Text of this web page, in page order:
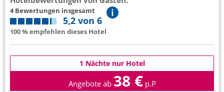
4 Bewertungen insgesamt
5,2 von 6
100 % empfehlen dieses Hotel
1 Nächte nur Hotel
Angebote ab 38 € p.P